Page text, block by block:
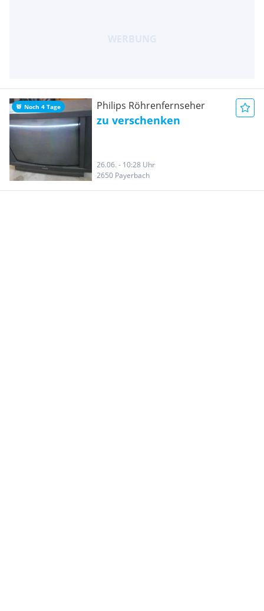
Noch 4 Tage Philips Röhrenfernseher
zu verschenken
26.06. - 10:28 Uhr
2650 Payerbach